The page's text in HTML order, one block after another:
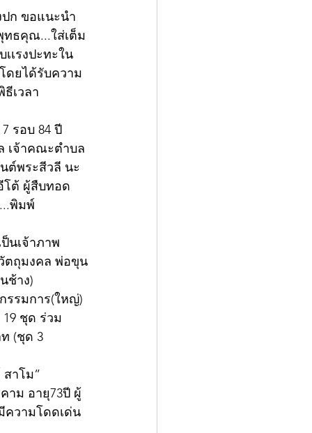
ก ขอแนะนำ
ทธคุณ...ใส่เต็ม
เรงปะทะใน
ดยได้รับความ
เวลา
รอบ 84 ปี
เจ้าคณะตำบล
ต์พระสีวลี นะ
โต้ ผู้สืบทอด
พิมพ์
นเจ้าภาพ
ตถุมงคล พ่อขุน
ช้าง)
รรมการ(ใหญ่)
ชุด ร่วม
(ชุด 3
าโม”
าม อายุ73ปี ผู้
ความโดดเด่น